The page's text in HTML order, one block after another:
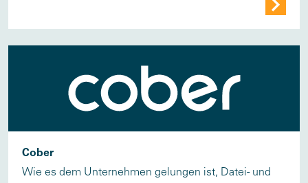
Cober
Wie es dem Unternehmen gelungen ist, Datei- und